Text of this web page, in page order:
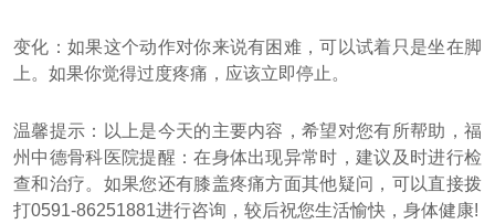
变化：如果这个动作对你来说有困难，可以试着只是坐在脚
上。如果你觉得过度疼痛，应该立即停止。
温馨提示：以上是今天的主要内容，希望对您有所帮助，福
州中德骨科医院提醒：在身体出现异常时，建议及时进行检
查和治疗。如果您还有膝盖疼痛方面其他疑问，可以直接拨
打0591-86251881进行咨询，较后祝您生活愉快，身体健康!